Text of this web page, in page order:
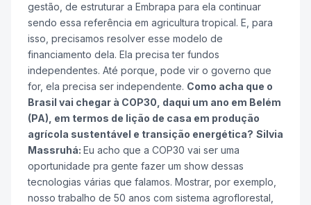
gestão, de estruturar a Embrapa para ela continuar
sendo essa referência em agricultura tropical. E, para
isso, precisamos resolver esse modelo de
financiamento dela. Ela precisa ter fundos
independentes. Até porque, pode vir o governo que
for, ela precisa ser independente. Como acha que o
Brasil vai chegar à COP30, daqui um ano em Belém
(PA), em termos de lição de casa em produção
agrícola sustentável e transição energética? Silvia
Massruhá: Eu acho que a COP30 vai ser uma
oportunidade pra gente fazer um show dessas
tecnologias várias que falamos. Mostrar, por exemplo,
nosso trabalho de 50 anos com sistema agroflorestal,